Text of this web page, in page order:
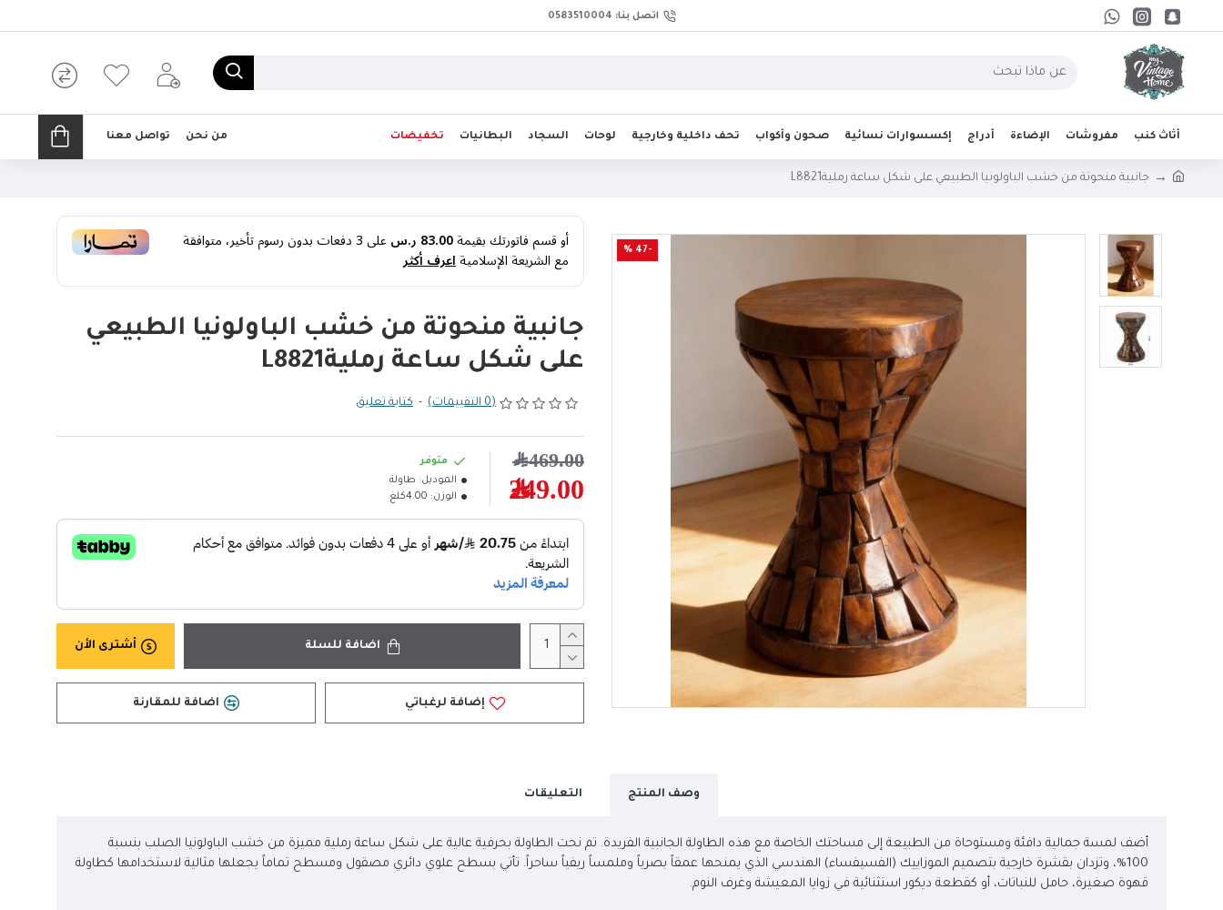
اتصل بنا: 0583510004
أثاث كنب مفروشات الإضاءة أدراج إكسسوارات نسائية صحون وأكواب تحف داخلية وخارجية لوحات السجاد البطانيات تخفيضات من نحن تواصل معنا
جانبية منحوتة من خشب الباولونيا الطبيعي على شكل ساعة رمليةL8821
-47 % أو قسم فاتورتك بقيمة83.00 ر.س على3دفعات بدون رسوم تأخير، متوافقة
مع الشريعة الإسلاميةاعرف أكثر
جانبية منحوتة من خشب الباولونيا الطبيعي
على شكل ساعة رمليةL8821
(0 التقييمات) - كتابة تعليق
249.00﷼
469.00﷼
متوفر
الموديل: طاولة
الوزن: 4.00كلغ
اضافة للسلة أشترى الأن
إضافة لرغباتي اضافة للمقارنة
وصف المنتج التعليقات
أضف لمسة جمالية دافئة ومستوحاة من الطبيعة إلى مساحتك الخاصة مع هذه الطاولة الجانبية الفريدة. تم نحت الطاولة بحرفية عالية على شكل ساعة رملية مميزة من خشب الباولونيا الصلب بنسبة
100%، وتزدان بقشرة خارجية بتصميم الموزاييك (الفسيفساء) الهندسي الذي يمنحها عمقاً بصرياً وملمساً ريفياً ساحراً. تأتي بسطح علوي دائري مصقول ومسطح تماماً يجعلها مثالية لاستخدامها كطاولة
قهوة صغيرة، حامل للنباتات، أو كقطعة ديكور استثنائية في زوايا المعيشة وغرف النوم.